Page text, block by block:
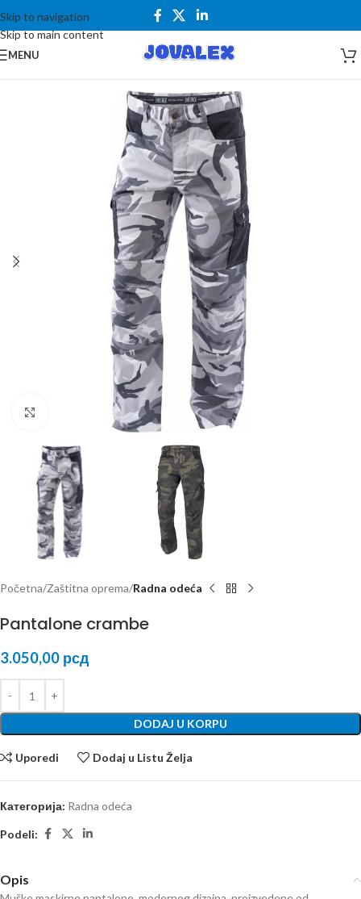
Skip to navigation
Skip to main content
MENU
Kliknite za uvećanje
Početna Zaštitna oprema Radna odeća
Pantalone crambe
3.050,00 рсд
DODAJ U KORPU
Uporedi Dodaj u Listu Želja
Категорија: Radna odeća
Podeli:
Opis